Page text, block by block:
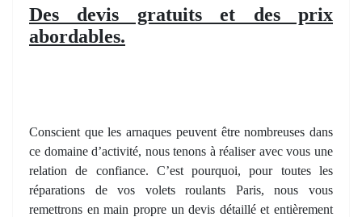
Des devis gratuits et des prix
abordables.
Conscient que les arnaques peuvent être nombreuses dans
ce domaine d’activité, nous tenons à réaliser avec vous une
relation de confiance. C’est pourquoi, pour toutes les
réparations de vos volets roulants Paris, nous vous
remettrons en main propre un devis détaillé et entièrement